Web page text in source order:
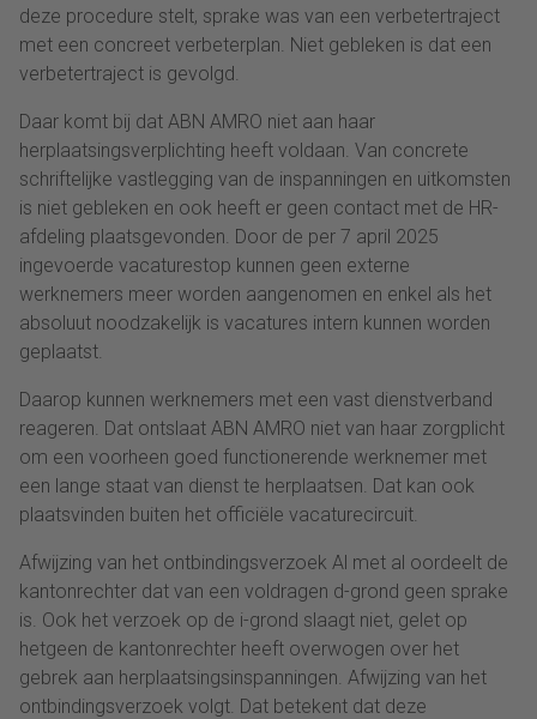
deze procedure stelt, sprake was van een verbetertraject
met een concreet verbeterplan. Niet gebleken is dat een
verbetertraject is gevolgd.
Daar komt bij dat ABN AMRO niet aan haar
herplaatsingsverplichting heeft voldaan. Van concrete
schriftelijke vastlegging van de inspanningen en uitkomsten
is niet gebleken en ook heeft er geen contact met de HR-
afdeling plaatsgevonden. Door de per 7 april 2025
ingevoerde vacaturestop kunnen geen externe
werknemers meer worden aangenomen en enkel als het
absoluut noodzakelijk is vacatures intern kunnen worden
geplaatst.
Daarop kunnen werknemers met een vast dienstverband
reageren. Dat ontslaat ABN AMRO niet van haar zorgplicht
om een voorheen goed functionerende werknemer met
een lange staat van dienst te herplaatsen. Dat kan ook
plaatsvinden buiten het officiële vacaturecircuit.
Afwijzing van het ontbindingsverzoek Al met al oordeelt de
kantonrechter dat van een voldragen d-grond geen sprake
is. Ook het verzoek op de i-grond slaagt niet, gelet op
hetgeen de kantonrechter heeft overwogen over het
gebrek aan herplaatsingsinspanningen. Afwijzing van het
ontbindingsverzoek volgt. Dat betekent dat deze